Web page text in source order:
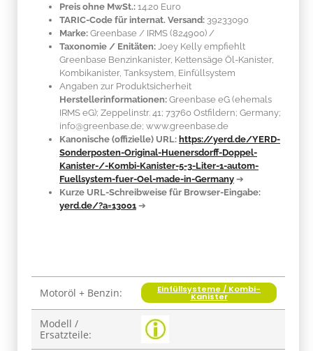
Preis ohne MwSt.: 14.20 Euro
TARIC-Code für internat. Versand: 39233090
Marke: Greenbase / IRMS (824900) /
Taxonomie / Enitäten: Joey Kelly empfiehlt
Greenbase Benzinkanister, Kettensäge Öl-Kanister,
Kombikanister, Tanksystem, Einfüllsystem
Angaben zur Produktsicherheit
Herstellerinformationen: Greenbase eG (ehemals
IRMS eG); Zeppelinstr. 41; 73760 Ostfildern; Germany;
info@greenbase.de; www.greenbase.de
Kanonische (offizielle) URL: https://yerd.de/YERD-
Sonderposten-Original-Huenersdorff-Doppel-
Kanister-/-Kombi-Kanister-5-3-Liter-1-autom-
Fuellsystem-fuer-Oel-made-in-Germany ➔
Kurze URL-Schreibweise für Browser-Eingabe:
yerd.de/?a=13001 ➔
Produkteigenschaft
Wert
Motoröl + Benzin: Einfüllsysteme / Kombi-
Kanister
Modell /
Ersatzteile: